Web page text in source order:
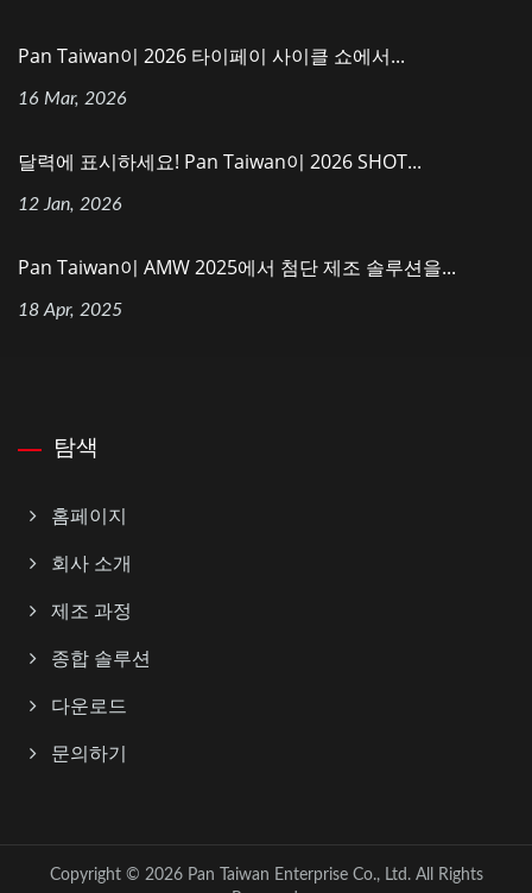
Pan Taiwan이 2026 타이페이 사이클 쇼에서...
16 Mar, 2026
달력에 표시하세요! Pan Taiwan이 2026 SHOT...
12 Jan, 2026
Pan Taiwan이 AMW 2025에서 첨단 제조 솔루션을...
18 Apr, 2025
탐색
홈페이지
회사 소개
제조 과정
종합 솔루션
다운로드
문의하기
Copyright © 2026 Pan Taiwan Enterprise Co., Ltd.All Rights